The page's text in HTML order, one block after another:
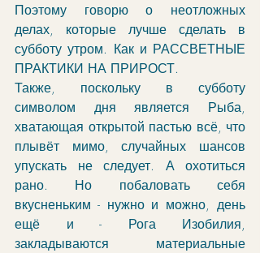
Поэтому говорю о неотложных
делах, которые лучше сделать в
субботу утром. Как и РАССВЕТНЫЕ
ПРАКТИКИ НА ПРИРОСТ.
Также, поскольку в субботу
символом дня является Рыба,
хватающая открытой пастью всё, что
плывёт мимо, случайных шансов
упускать не следует. А охотиться
рано. Но побаловать себя
вкусненьким - нужно и можно, день
ещё и - Рога Изобилия,
закладываются материальные